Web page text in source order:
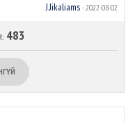
J.Jikaliams - 2022-08-02
483